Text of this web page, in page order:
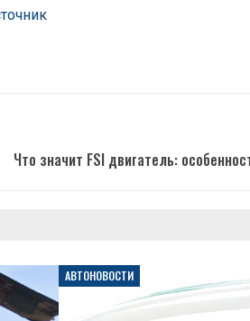
Что значит FSI двигатель:
АВТОНОВОСТИ